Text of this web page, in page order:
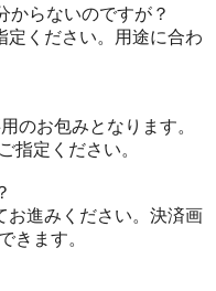
からないのですが？
定ください。用途に合わ
のお包みとなります。
指定ください。
お進みください。決済画
きます。